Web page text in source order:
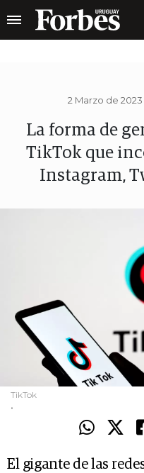
2 Marzo de 2023
La forma de
TikTok que
Instagram,
TikTok
.
El gigante de las